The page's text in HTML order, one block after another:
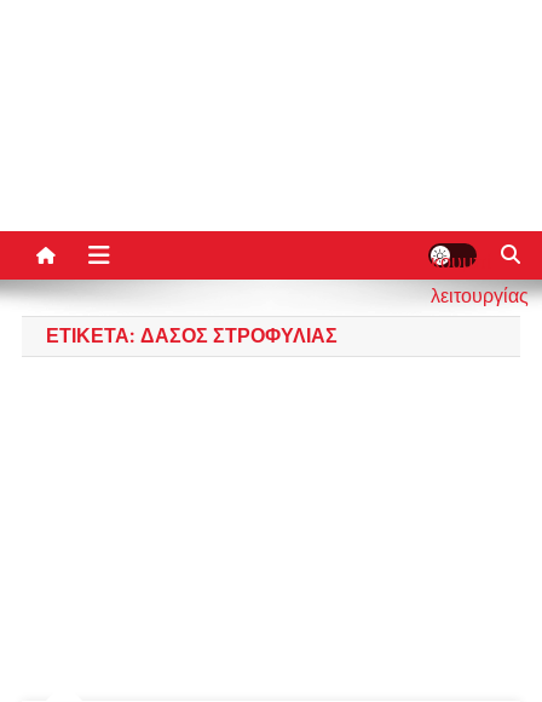
κουμπί
λειτουργίας
ΕΤΙΚΈΤΑ: ΔΆΣΟΣ ΣΤΡΟΦΥΛΙΆΣ